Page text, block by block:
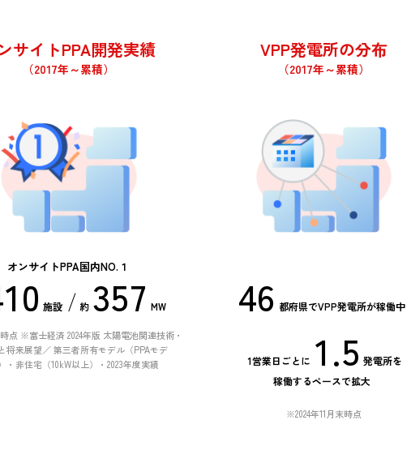
サイトPPA開発実績
（2017年～累積）
オンサイトPPA国内NO.１
1
0
9
0
9
8
施設 約 3
2
1
5
4
3
7
6
5
MW
点 ※富士経済 2024年版 太陽電池関連技術・
将来展望／ 第三者所有モデル（PPAモデ
・非住宅（10kW以上）・2023年度実績
VPP発電所の分布
（2017年～累積）
4
2
6
4
都府県でVPP発電所が稼働中
1営業日ごとに 1
0
9
.5
4
3
発電所を
稼働するペースで拡大
※2024年11月末時点